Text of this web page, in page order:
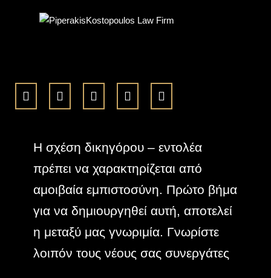
Η σχέση δικηγόρου – εντολέα
πρέπει να χαρακτηρίζεται από
αμοιβαία εμπιστοσύνη. Πρώτο βήμα
για να δημιουργηθεί αυτή, αποτελεί
η μεταξύ μας γνωριμία. Γνωρίστε
λοιπόν τους νέους σας συνεργάτες